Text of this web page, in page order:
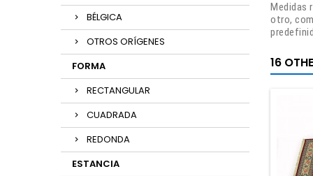
BÉLGICA
OTROS ORÍGENES
FORMA
RECTANGULAR
CUADRADA
REDONDA
ESTANCIA
Medidas
otro,
16